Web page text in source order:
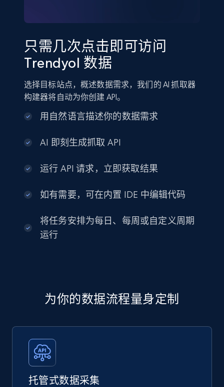
只需几次点击即可访问
Trendyol 数据
选择目标站点，概述数据需求，我们的 AI 抓取器
构建器将自动为你创建 API。
用自然语言描述你的数据需求
AI 即刻生成抓取 API
运行 API 请求，立即获取结果
如有需要，可在内置 IDE 中编辑代码
将任务安排为每日、每周或自定义周期
运行
为你的数据流程量身定制
托管式数据采集